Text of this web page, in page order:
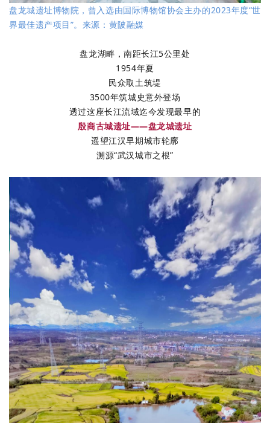
盘龙城遗址博物院，曾入选由国际博物馆协会主办的2023年度“世
界最佳遗产项目”。来源：黄陂融媒
盘龙湖畔，南距长江5公里处
1954年夏
民众取土筑堤
3500年筑城史意外登场
透过这座长江流域迄今发现最早的
殷商古城遗址——盘龙城遗址
遥望江汉早期城市轮廓
溯源“武汉城市之根”